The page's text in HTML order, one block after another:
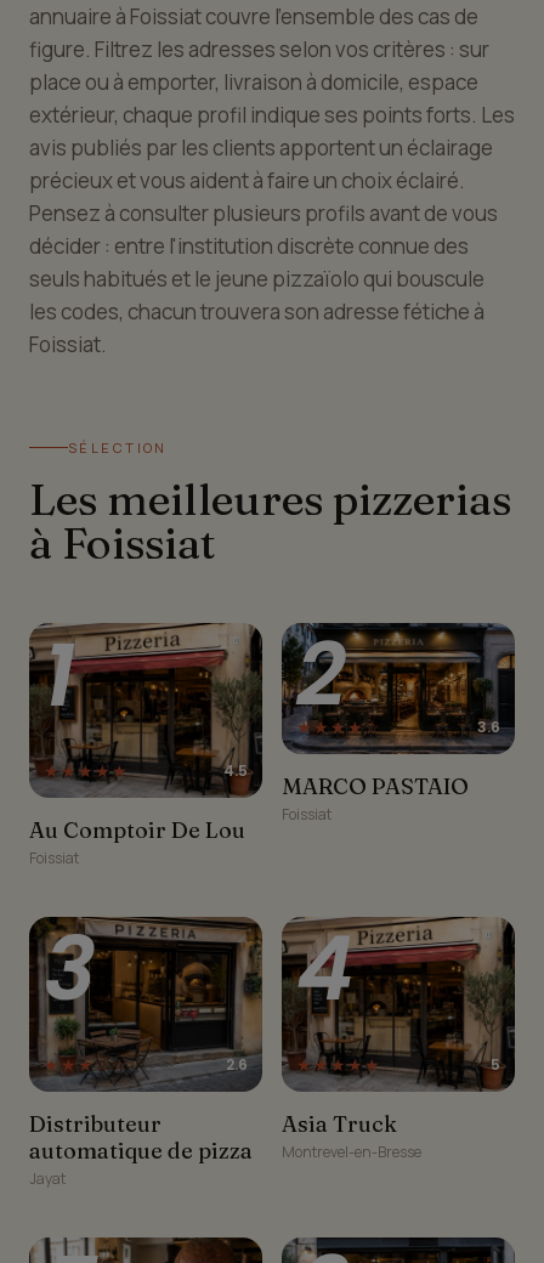
annuaire à Foissiat couvre l'ensemble des cas de
figure. Filtrez les adresses selon vos critères : sur
place ou à emporter, livraison à domicile, espace
extérieur, chaque profil indique ses points forts. Les
avis publiés par les clients apportent un éclairage
précieux et vous aident à faire un choix éclairé.
Pensez à consulter plusieurs profils avant de vous
décider : entre l'institution discrète connue des
seuls habitués et le jeune pizzaïolo qui bouscule
les codes, chacun trouvera son adresse fétiche à
Foissiat.
SÉLECTION
Les meilleures pizzerias
à Foissiat
Au Comptoir De Lou
1
★★★★★ 4.5
Au Comptoir De Lou
Foissiat
MARCO PASTAIO
2
★★★★☆ 3.6
MARCO PASTAIO
Foissiat
Distributeur
automatique de pizza
3
★★★☆☆ 2.6
Distributeur
automatique de pizza
Jayat
Asia Truck
4
★★★★★ 5
Asia Truck
Montrevel-en-Bresse